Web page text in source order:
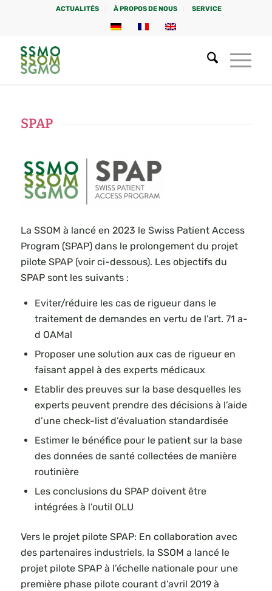
ACTUALITÉS À PROPOS DE NOUS SERVICE
SPAP
La SSOM à lancé en 2023 le Swiss Patient Access
Program (SPAP) dans le prolongement du projet
pilote SPAP (voir ci-dessous). Les objectifs du
SPAP sont les suivants :
Eviter/réduire les cas de rigueur dans le
traitement de demandes en vertu de l’art. 71 a-
d OAMal
Proposer une solution aux cas de rigueur en
faisant appel à des experts médicaux
Etablir des preuves sur la base desquelles les
experts peuvent prendre des décisions à l’aide
d’une check-list d’évaluation standardisée
Estimer le bénéfice pour le patient sur la base
des données de santé collectées de manière
routinière
Les conclusions du SPAP doivent être
intégrées à l’outil OLU
Vers le projet pilote SPAP: En collaboration avec
des partenaires industriels, la SSOM a lancé le
projet pilote SPAP à l’échelle nationale pour une
première phase pilote courant d’avril 2019 à